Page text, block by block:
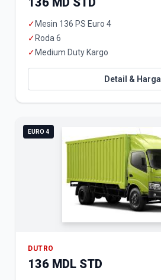
✓ Mesin 136 PS Euro 4
✓ Roda 6
✓ Medium Duty Kargo
Detail & Harga
EURO 4
DUTRO
136 MDL STD